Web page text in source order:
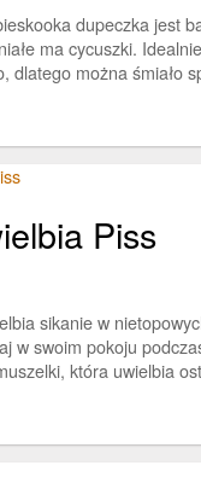
dupeczka jest
ma cycuszki.
dlatego można śmiało
Piss
sikanie w
w swoim pokoju
która uwielbia